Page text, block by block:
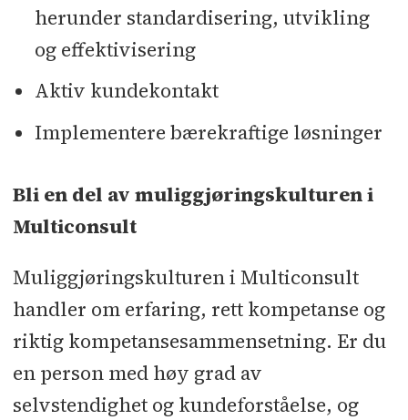
herunder standardisering, utvikling
og effektivisering
Aktiv kundekontakt
Implementere bærekraftige løsninger
Bli en del av muliggjøringskulturen i
Multiconsult
Muliggjøringskulturen i Multiconsult
handler om erfaring, rett kompetanse og
riktig kompetansesammensetning. Er du
en person med høy grad av
selvstendighet og kundeforståelse, og